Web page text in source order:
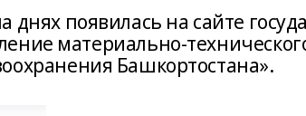
появилась на сайте
материально-
Башкортостана».